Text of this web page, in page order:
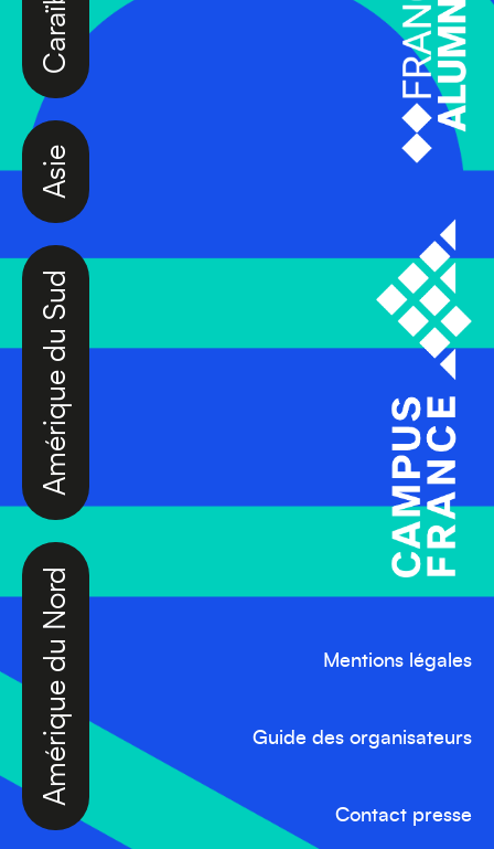
Amérique du Nord
Amérique du Sud
Asie
Mentions légales
Guide des organisateurs
Contact presse